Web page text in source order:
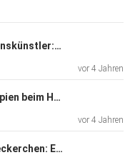
#45 Spektakuläre Überlebenskünstler: Reptilien
vor 4 Jahren
#44 Onkologie: Krebstherapien beim Haustier
vor 4 Jahren
#43 Hier ‘n Drops, da ein Leckerchen: Ergänzungsfuttermittel